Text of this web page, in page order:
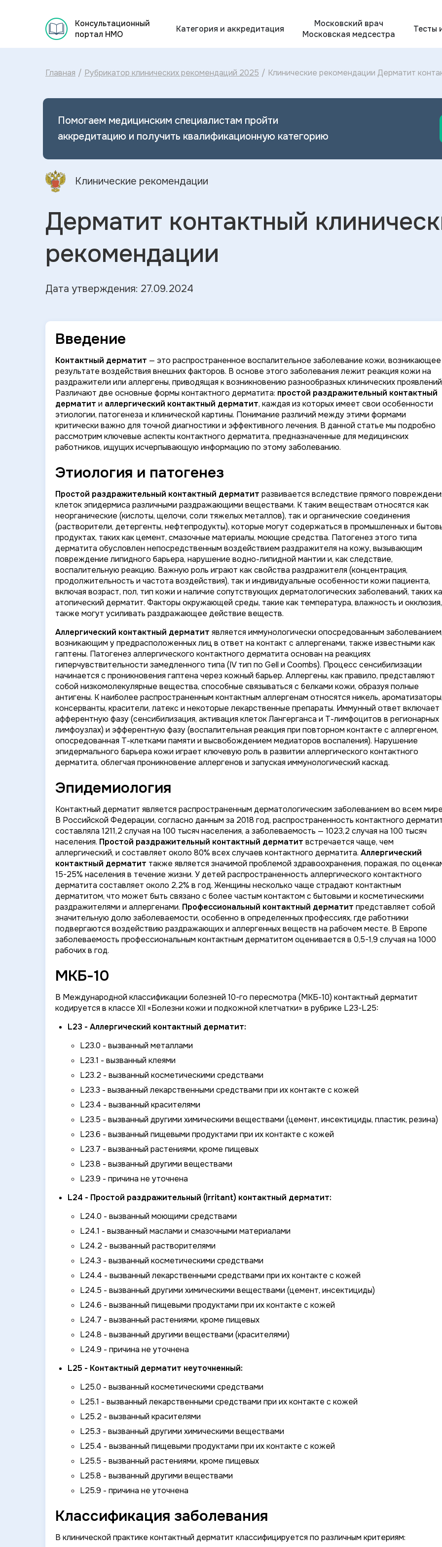
Консультационный
портал НМО
Категория и аккредитация
Московский врач
Московская медсестра
Тесты
Главная / Рубрикатор клинических рекомендаций 2025 / Клинические рекомендации Дерматит
Помогаем медицинским специалистам пройти
аккредитацию и получить квалификационную категорию
Клинические рекомендации
Дерматит контактный
рекомендации
Дата утверждения: 27.09.2024
Введение
Контактный дерматит — это распространенное воспалительное заболевание кожи, возникающее
результате воздействия внешних факторов. В основе этого заболевания лежит реакция кожи на
раздражители или аллергены, приводящая к возникновению разнообразных клинических
Различают две основные формы контактного дерматита: простой раздражительный контактный
дерматит и аллергический контактный дерматит, каждая из которых имеет свои особенности
этиологии, патогенеза и клинической картины. Понимание различий между этими формами
критически важно для точной диагностики и эффективного лечения. В данной статье мы подробно
рассмотрим ключевые аспекты контактного дерматита, предназначенные для медицинских
работников, ищущих исчерпывающую информацию по этому заболеванию.
Этиология и патогенез
Простой раздражительный контактный дерматит развивается вследствие прямого
клеток эпидермиса различными раздражающими веществами. К таким веществам относятся как
неорганические (кислоты, щелочи, соли тяжелых металлов), так и органические соединения
(растворители, детергенты, нефтепродукты), которые могут содержаться в промышленных и
продуктах, таких как цемент, смазочные материалы, моющие средства. Патогенез этого типа
дерматита обусловлен непосредственным воздействием раздражителя на кожу, вызывающим
повреждение липидного барьера, нарушение водно-липидной мантии и, как следствие,
воспалительную реакцию. Важную роль играют как свойства раздражителя (концентрация,
продолжительность и частота воздействия), так и индивидуальные особенности кожи пациента,
включая возраст, пол, тип кожи и наличие сопутствующих дерматологических заболеваний, таких
атопический дерматит. Факторы окружающей среды, такие как температура, влажность и окклюзия,
также могут усиливать раздражающее действие веществ.
Аллергический контактный дерматит является иммунологически опосредованным заболеванием,
возникающим у предрасположенных лиц в ответ на контакт с аллергенами, также известными как
гаптены. Патогенез аллергического контактного дерматита основан на реакциях
гиперчувствительности замедленного типа (IV тип по Gell и Coombs). Процесс сенсибилизации
начинается с проникновения гаптена через кожный барьер. Аллергены, как правило, представляют
собой низкомолекулярные вещества, способные связываться с белками кожи, образуя полные
антигены. К наиболее распространенным контактным аллергенам относятся никель, ароматизаторы,
консерванты, красители, латекс и некоторые лекарственные препараты. Иммунный ответ включает
афферентную фазу (сенсибилизация, активация клеток Лангерганса и Т-лимфоцитов в регионарных
лимфоузлах) и эфферентную фазу (воспалительная реакция при повторном контакте с аллергеном,
опосредованная Т-клетками памяти и высвобождением медиаторов воспаления). Нарушение
эпидермального барьера кожи играет ключевую роль в развитии аллергического контактного
дерматита, облегчая проникновение аллергенов и запуская иммунологический каскад.
Эпидемиология
Контактный дерматит является распространенным дерматологическим заболеванием во всем
В Российской Федерации, согласно данным за 2018 год, распространенность контактного
составляла 1211,2 случая на 100 тысяч населения, а заболеваемость — 1023,2 случая на 100 тысяч
населения. Простой раздражительный контактный дерматит встречается чаще, чем
аллергический, и составляет около 80% всех случаев контактного дерматита. Аллергический
контактный дерматит также является значимой проблемой здравоохранения, поражая, по
15-25% населения в течение жизни. У детей распространенность аллергического контактного
дерматита составляет около 2,2% в год. Женщины несколько чаще страдают контактным
дерматитом, что может быть связано с более частым контактом с бытовыми и косметическими
раздражителями и аллергенами. Профессиональный контактный дерматит представляет собой
значительную долю заболеваемости, особенно в определенных профессиях, где работники
подвергаются воздействию раздражающих и аллергенных веществ на рабочем месте. В Европе
заболеваемость профессиональным контактным дерматитом оценивается в 0,5-1,9 случая на 1000
рабочих в год.
МКБ-10
В Международной классификации болезней 10-го пересмотра (МКБ-10) контактный дерматит
кодируется в классе XII «Болезни кожи и подкожной клетчатки» в рубрике L23-L25:
L23 - Аллергический контактный дерматит:
L23.0 - вызванный металлами
L23.1 - вызванный клеями
L23.2 - вызванный косметическими средствами
L23.3 - вызванный лекарственными средствами при их контакте с кожей
L23.4 - вызванный красителями
L23.5 - вызванный другими химическими веществами (цемент, инсектициды, пластик, резина)
L23.6 - вызванный пищевыми продуктами при их контакте с кожей
L23.7 - вызванный растениями, кроме пищевых
L23.8 - вызванный другими веществами
L23.9 - причина не уточнена
L24 - Простой раздражительный (irritant) контактный дерматит:
L24.0 - вызванный моющими средствами
L24.1 - вызванный маслами и смазочными материалами
L24.2 - вызванный растворителями
L24.3 - вызванный косметическими средствами
L24.4 - вызванный лекарственными средствами при их контакте с кожей
L24.5 - вызванный другими химическими веществами (цемент, инсектициды)
L24.6 - вызванный пищевыми продуктами при их контакте с кожей
L24.7 - вызванный растениями, кроме пищевых
L24.8 - вызванный другими веществами (красителями)
L24.9 - причина не уточнена
L25 - Контактный дерматит неуточненный:
L25.0 - вызванный косметическими средствами
L25.1 - вызванный лекарственными средствами при их контакте с кожей
L25.2 - вызванный красителями
L25.3 - вызванный другими химическими веществами
L25.4 - вызванный пищевыми продуктами при их контакте с кожей
L25.5 - вызванный растениями, кроме пищевых
L25.8 - вызванный другими веществами
L25.9 - причина не уточнена
Классификация заболевания
В клинической практике контактный дерматит классифицируется по различным критериям: